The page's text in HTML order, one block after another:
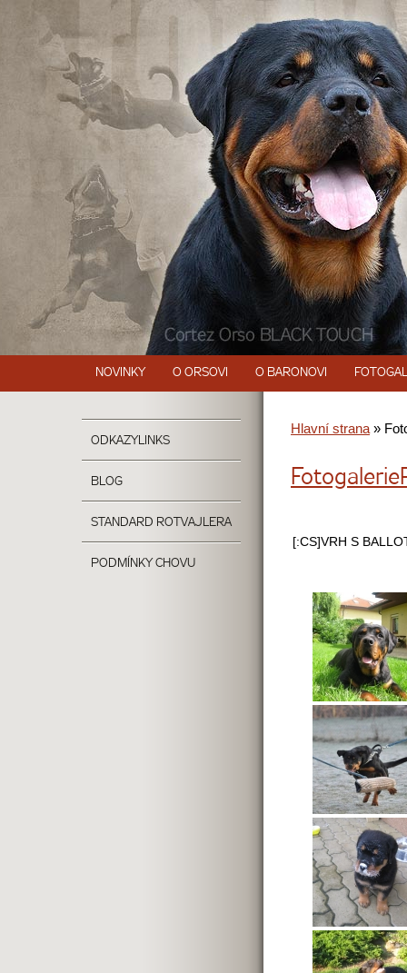
NOVINKY O ORSOVI O BARONOVI
ODKAZYLINKS
BLOG
STANDARD ROTVAJLERA
PODMÍNKY CHOVU
Hlavní strana »
Fotogalerie
[:CS]VRH S